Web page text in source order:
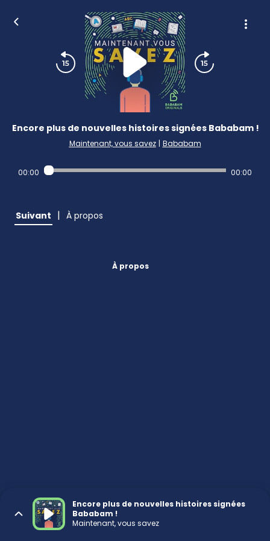
Encore plus de nouvelles histoires signées Bababam !
Maintenant, vous savez | Bababam
00:00 00:00
Suivant | À propos
À propos
Encore plus de nouvelles histoires signées
Bababam !
Maintenant, vous savez